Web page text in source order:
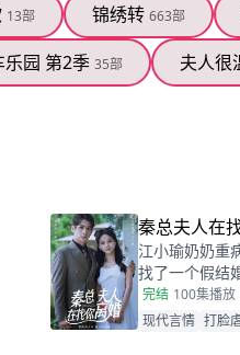
13部 锦绣转 663部
乐园 第2季 35部 夫人很
秦总夫人在
江小瑜奶奶重
找了一个假结
婚并留下电话
得眼熟，两人
完结 100集播放
现代言情 打脸